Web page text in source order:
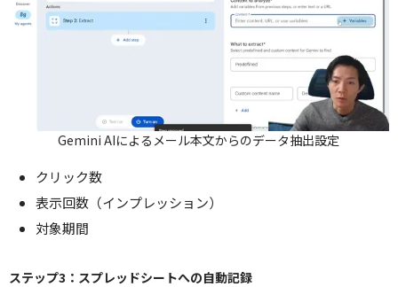
Gemini AIによるメール本文からのデータ抽出設定
クリック数
表示回数（インプレッション）
対象期間
ステップ3：スプレッドシートへの自動記録